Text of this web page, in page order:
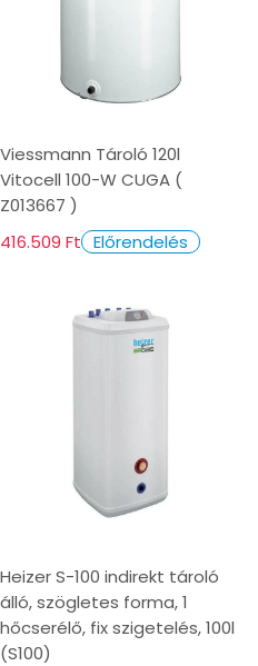
Viessmann Tároló 120l
Vitocell 100-W CUGA (
Z013667 )
416.509 Ft Előrendelés
Heizer S-100 indirekt tároló
álló, szögletes forma, 1
hőcserélő, fix szigetelés, 100l
(S100)